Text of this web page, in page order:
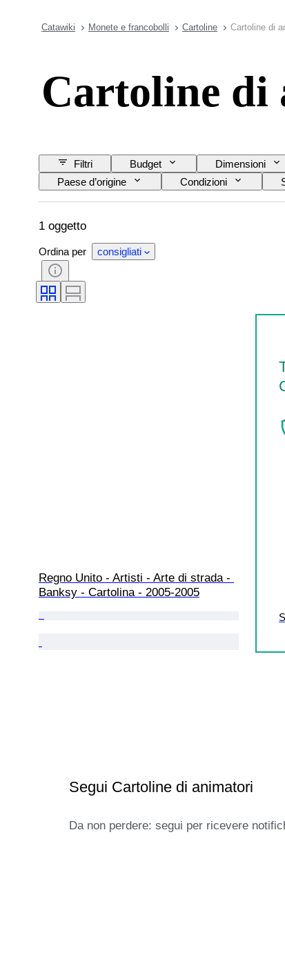
Catawiki Monete e francobolli Cartoline Cartoline di
Cartoline di
Filtri Budget Dimensioni
Paese d’origine
Condizioni
1 oggetto
Ordina per consigliati
Regno Unito - Artisti - Arte di strada -
Banksy - Cartolina - 2005-2005
Segui Cartoline di animatori
Da non perdere: segui per ricevere